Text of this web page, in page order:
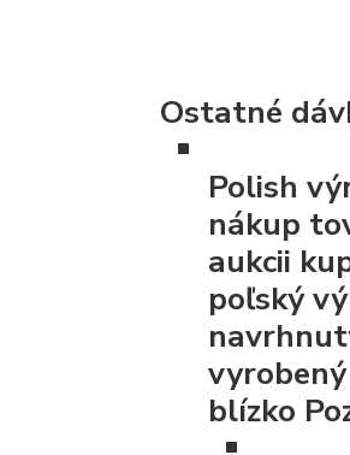
Ostatné
Polish
nákup
aukcii
poľský
vyrobený
blízko